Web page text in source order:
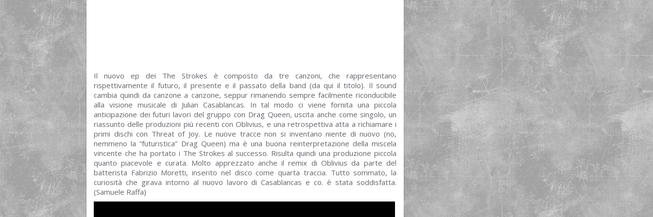
Il nuovo ep dei The Strokes è composto da tre canzoni, che rappresentano
rispettivamente il futuro, il presente e il passato della band (da qui il titolo). Il sound
cambia quindi da canzone a canzone, seppur rimanendo sempre facilmente riconducibile
alla visione musicale di Julian Casablancas. In tal modo ci viene fornita una piccola
anticipazione dei futuri lavori del gruppo con Drag Queen, uscita anche come singolo, un
riassunto delle produzioni più recenti con Oblivius, e una retrospettiva atta a richiamare i
primi dischi con Threat of Joy. Le nuove tracce non si inventano niente di nuovo (no,
nemmeno la “futuristica” Drag Queen) ma è una buona reinterpretazione della miscela
vincente che ha portato i The Strokes al successo. Risulta quindi una produzione piccola
quanto piacevole e curata. Molto apprezzato anche il remix di Oblivius da parte del
batterista Fabrizio Moretti, inserito nel disco come quarta traccia. Tutto sommato, la
curiosità che girava intorno al nuovo lavoro di Casablancas e co. è stata soddisfatta.
(Samuele Raffa)